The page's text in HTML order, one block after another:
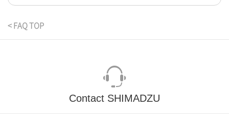
< FAQ TOP
Contact SHIMADZU